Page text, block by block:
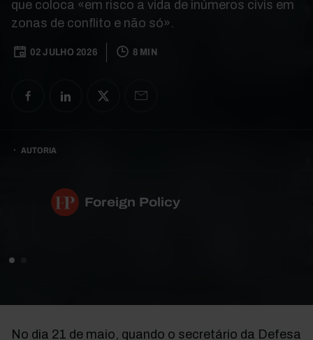
que coloca «em risco a vida de inúmeros civis em
zonas de conflito e não só».
02 JULHO 2026 8 MIN
AUTORIA
Foreign Policy
No dia 21 de maio, quando o secretário da Defesa